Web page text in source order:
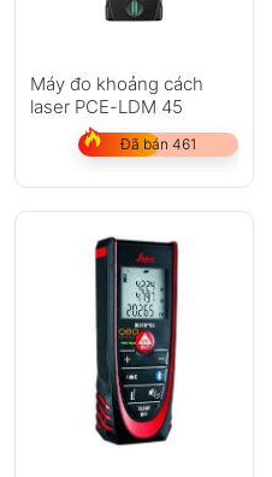
Máy đo khoảng cách
laser PCE-LDM 45
Đã bán 461